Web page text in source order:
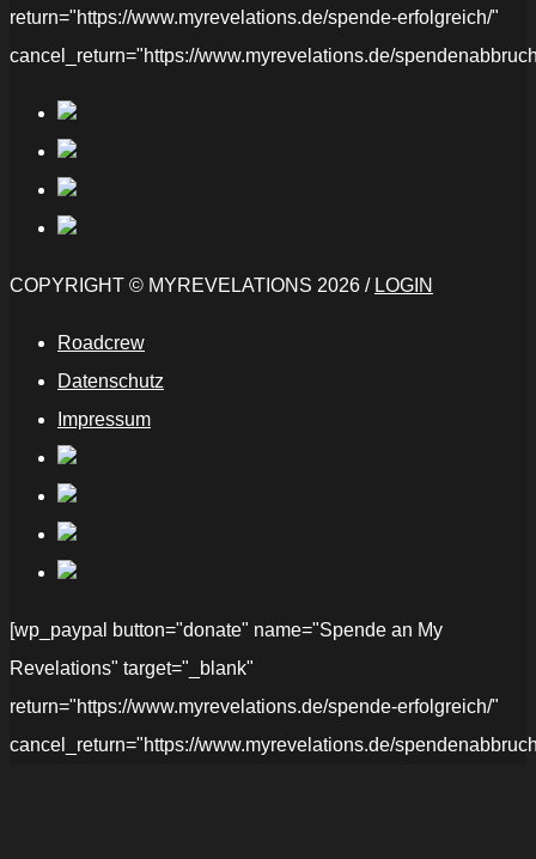
return="https://www.myrevelations.de/spende-erfolgreich/"
cancel_return="https://www.myrevelations.de/
COPYRIGHT © MYREVELATIONS 2026 / LOGIN
Roadcrew
Datenschutz
Impressum
[wp_paypal button="donate" name="Spende an My
Revelations" target="_blank"
return="https://www.myrevelations.de/spende-erfolgreich/"
cancel_return="https://www.myrevelations.de/